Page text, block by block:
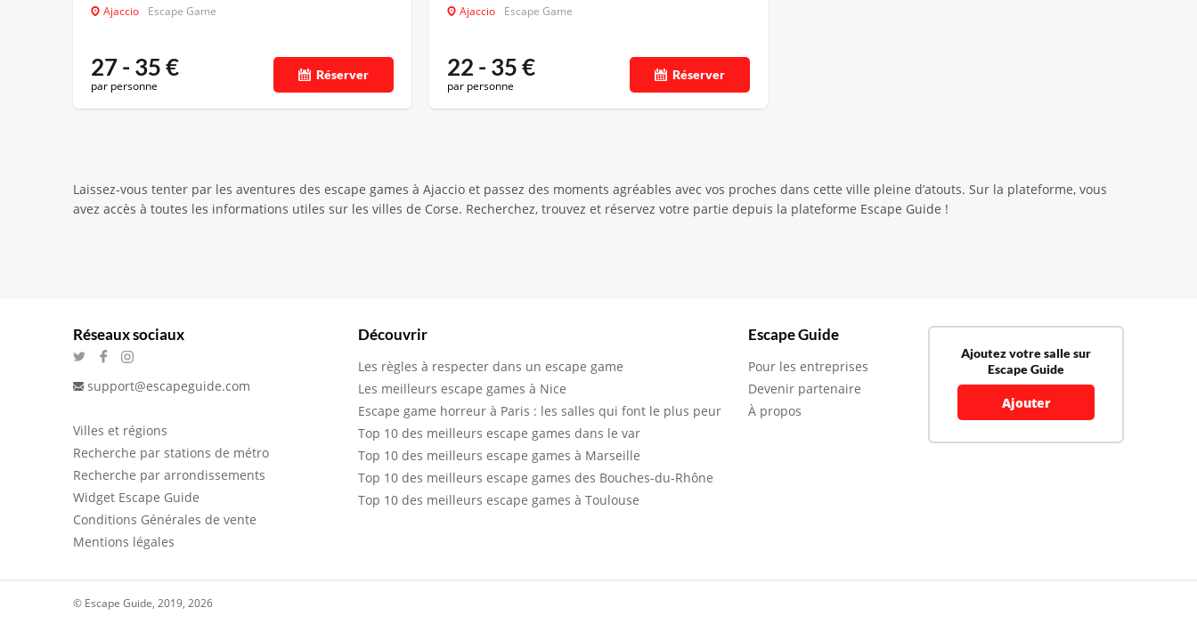
Ajaccio Escape Game
27 - 35€
par personne
Réserver
Ajaccio Escape Game
22 - 35€
par personne
Réserver
Laissez-vous tenter par les aventures des escape games à Ajaccio et passez des moments agréables avec vos proches dans cette ville pleine d’atouts. Sur la plateforme, vous
avez accès à toutes les informations utiles sur les villes de Corse. Recherchez, trouvez et réservez votre partie depuis la plateforme Escape Guide !
Réseaux sociaux
support@escapeguide.com
Villes et régions
Recherche par stations de métro
Recherche par arrondissements
Widget Escape Guide
Conditions Générales de vente
Mentions légales
Découvrir
Les règles à respecter dans un escape game
Les meilleurs escape games à Nice
Escape game horreur à Paris : les salles qui font le plus peur
Top 10 des meilleurs escape games dans le var
Top 10 des meilleurs escape games à Marseille
Top 10 des meilleurs escape games des Bouches-du-Rhône
Top 10 des meilleurs escape games à Toulouse
Escape Guide
Pour les entreprises
Devenir partenaire
À propos
Ajoutez votre salle sur
Escape Guide
Ajouter
© Escape Guide, 2019, 2026